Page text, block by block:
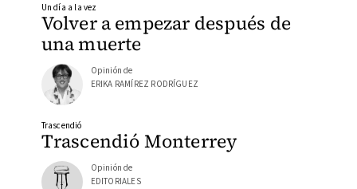
Volver a empezar después de
una muerte
Un día a la vez
Opinión de
ERIKA RAMÍREZ RODRÍGUEZ
Trascendió Monterrey
Trascendió
Opinión de
EDITORIALES